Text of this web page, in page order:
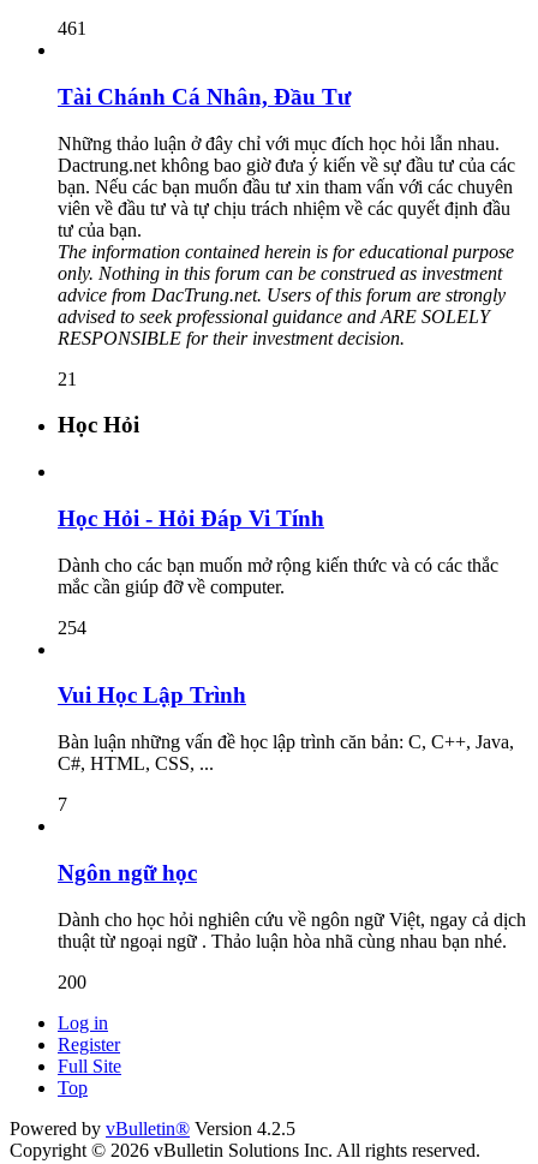
461
Tài Chánh Cá Nhân, Đầu Tư
Những thảo luận ở đây chỉ với mục đích học hỏi lẫn nhau.
Dactrung.net không bao giờ đưa ý kiến về sự đầu tư của các
bạn. Nếu các bạn muốn đầu tư xin tham vấn với các chuyên
viên về đầu tư và tự chịu trách nhiệm về các quyết định đầu
tư của bạn.
The information contained herein is for educational purpose
only. Nothing in this forum can be construed as investment
advice from DacTrung.net. Users of this forum are strongly
advised to seek professional guidance and ARE SOLELY
RESPONSIBLE for their investment decision.
21
Học Hỏi
Học Hỏi - Hỏi Ðáp Vi Tính
Dành cho các bạn muốn mở rộng kiến thức và có các thắc
mắc cần giúp đỡ về computer.
254
Vui Học Lập Trình
Bàn luận những vấn đề học lập trình căn bản: C, C++, Java,
C#, HTML, CSS, ...
7
Ngôn ngữ học
Dành cho học hỏi nghiên cứu về ngôn ngữ Việt, ngay cả dịch
thuật từ ngoại ngữ . Thảo luận hòa nhã cùng nhau bạn nhé.
200
Log in
Register
Full Site
Top
Powered by vBulletin® Version 4.2.5
Copyright © 2026 vBulletin Solutions Inc. All rights reserved.